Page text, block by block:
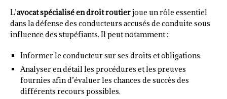
L’avocat spécialisé en droit routierjoue un rôle essentiel
dans la défense des conducteurs accusés de conduite sous
influence des stupéfiants. Il peut notamment :
Informer le conducteur sur ses droits et obligations.
Analyser en détail les procédures et les preuves
fournies afin d’évaluer les chances de succès des
différents recours possibles.